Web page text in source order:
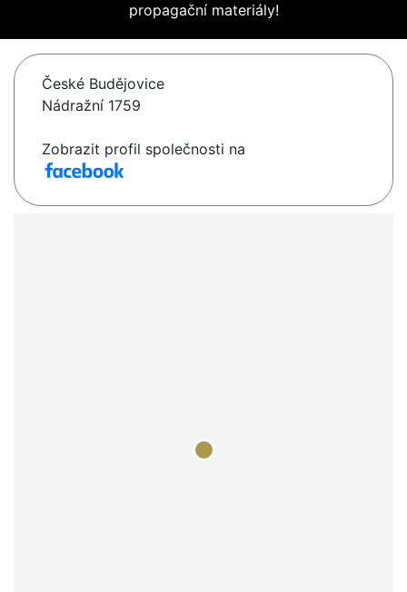
propagační materiály!
České Budějovice
Nádražní 1759
Zobrazit profil společnosti na